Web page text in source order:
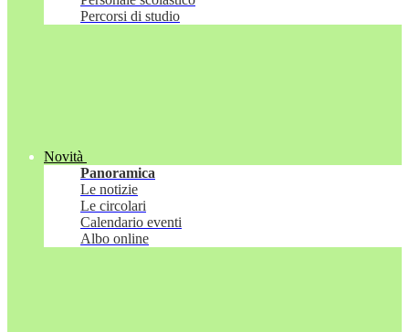
Percorsi di studio
Novità
Panoramica
Le notizie
Le circolari
Calendario eventi
Albo online